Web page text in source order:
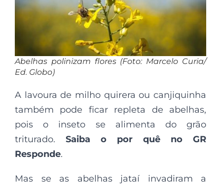
Abelhas polinizam flores (Foto: Marcelo Curia/
Ed. Globo)
A lavoura de milho quirera ou canjiquinha
também pode ficar repleta de abelhas,
pois o inseto se alimenta do grão
triturado. Saiba o por quê no GR
Responde.
Mas se as abelhas jataí invadiram a